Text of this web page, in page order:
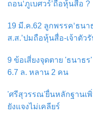
ถอน‘ภูเบศวร์’ถือหุ้นสื่อ ?
19 มี.ค.62 ลูกพรรค‘ธน
ส.ส.’ปมถือหุ้นสื่อ-เจ้าตัว
9 ข้อเสี่ยงจุดตาย 'ธนาธ
6.7 ล. หลาน 2 คน
'ศรีสุวรรณ'ยื่นหลักฐานเ
ยังแจงไม่เคลียร์